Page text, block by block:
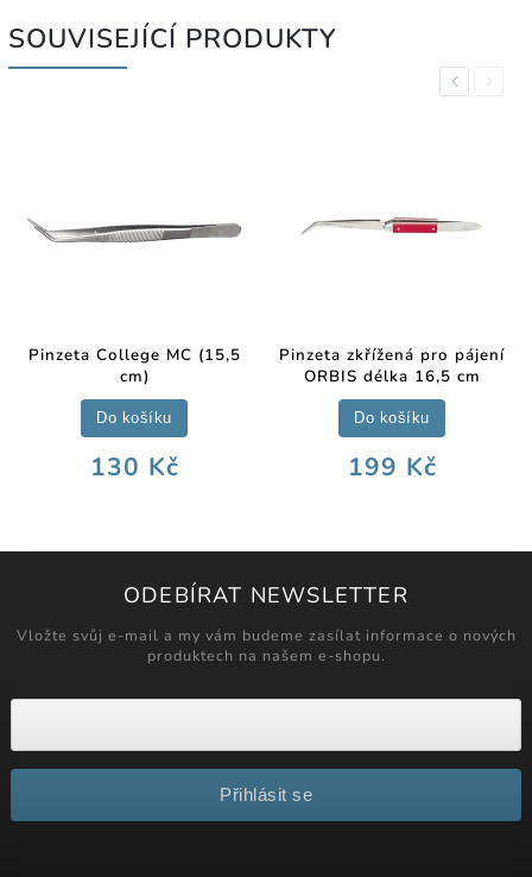
SOUVISEJÍCÍ PRODUKTY
Previous
Pinzeta College MC (15,5
cm)
130 Kč
Do košíku
Pinzeta zkřížená pro pájení
ORBIS délka 16,5 cm
199 Kč
Do košíku
Next
ODEBÍRAT NEWSLETTER
Vložte svůj e-mail a my vám budeme zasílat informace o nových
produktech na našem e-shopu.
Přihlásit se